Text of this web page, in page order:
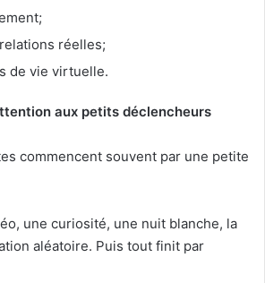
réelles;
de vie virtuelle.
aux petits déclencheurs
commencent souvent par une petite
une curiosité, une nuit blanche, la
aléatoire. Puis tout finit par